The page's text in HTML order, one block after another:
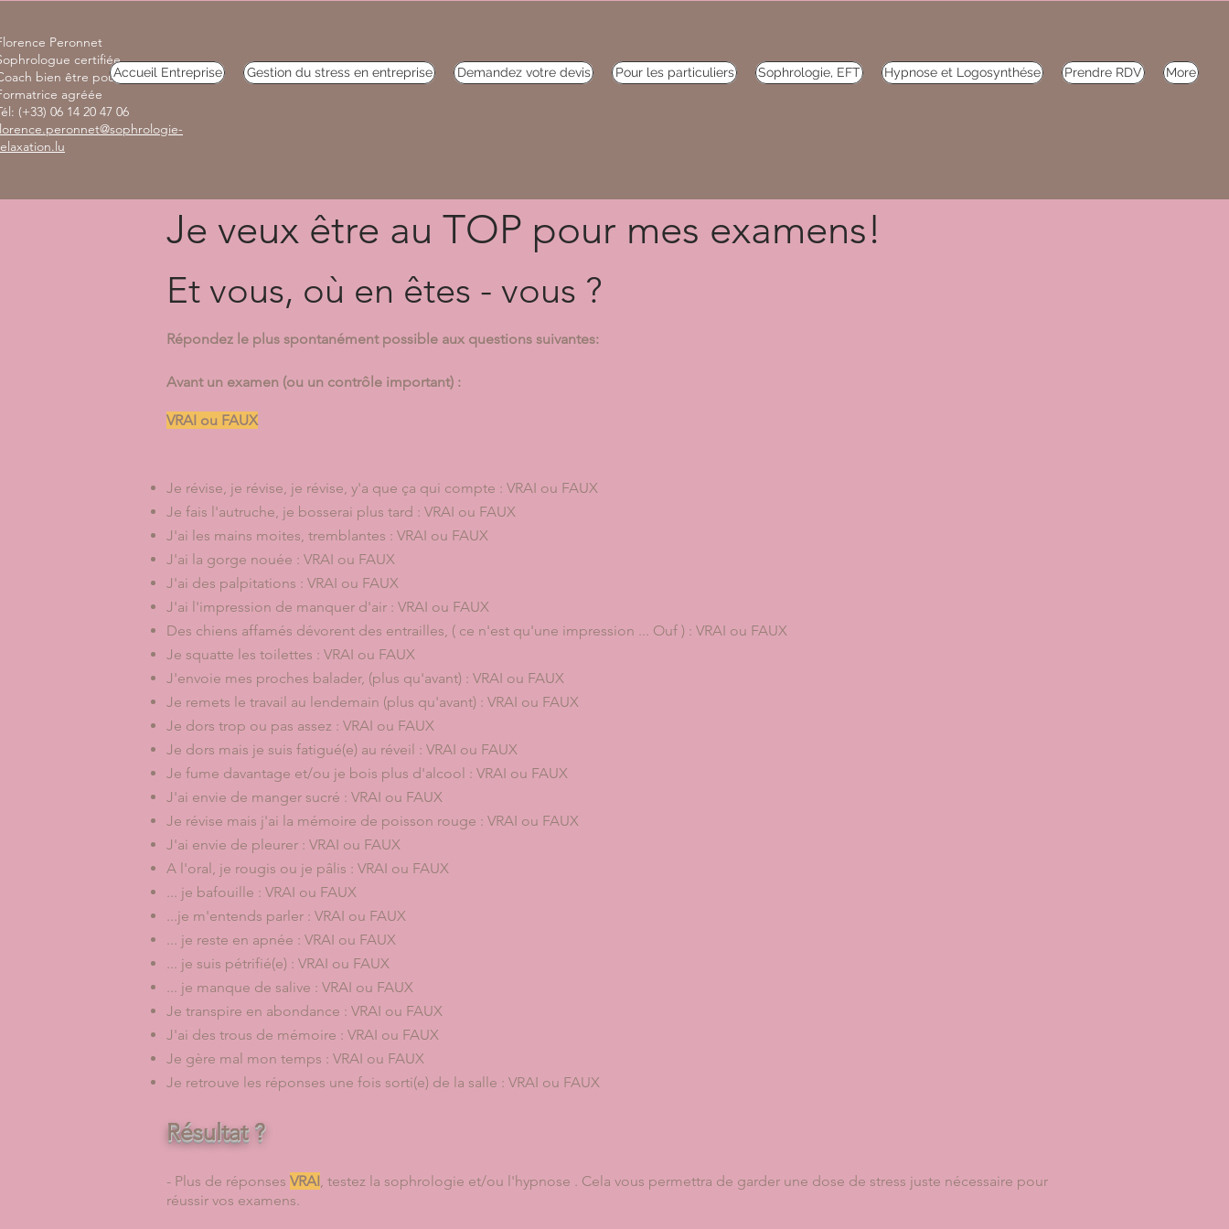
Peronnet
certifiée
bien être pour les professionnels
agréée
(+33) 06 14 20 47 06
Accueil Entreprise Gestion du stress en entreprise Demandez votre devis Pour les particuliers Sophrologie, EFT Hypnose et Logosynthése Prendre RDV More
Je veux être au TOP pour mes examens!
Et vous, où en êtes - vous ?
Répondez le plus spontanément possible aux questions suivantes:
Avant un examen (ou un contrôle important) :
VRAI ou FAUX
Je révise, je révise, je révise, y'a que ça qui compte : VRAI ou FAUX
Je fais l'autruche, je bosserai plus tard : VRAI ou FAUX
J'ai les mains moites, tremblantes : VRAI ou FAUX
J'ai la gorge nouée : VRAI ou FAUX
J'ai des palpitations : VRAI ou FAUX
J'ai l'impression de manquer d'air : VRAI ou FAUX
Des chiens affamés dévorent des entrailles, ( ce n'est qu'une impression ... Ouf ) : VRAI ou FAUX
Je squatte les toilettes : VRAI ou FAUX
J'envoie mes proches balader, (plus qu'avant) : VRAI ou FAUX
Je remets le travail au lendemain (plus qu'avant) : VRAI ou FAUX
Je dors trop ou pas assez : VRAI ou FAUX
Je dors mais je suis fatigué(e) au réveil : VRAI ou FAUX
Je fume davantage et/ou je bois plus d'alcool : VRAI ou FAUX
J'ai envie de manger sucré : VRAI ou FAUX
Je révise mais j'ai la mémoire de poisson rouge : VRAI ou FAUX
J'ai envie de pleurer : VRAI ou FAUX
A l'oral, je rougis ou je pâlis : VRAI ou FAUX
... je bafouille : VRAI ou FAUX
...je m'entends parler : VRAI ou FAUX
... je reste en apnée : VRAI ou FAUX
... je suis pétrifié(e) : VRAI ou FAUX
... je manque de salive : VRAI ou FAUX
Je transpire en abondance : VRAI ou FAUX
J'ai des trous de mémoire : VRAI ou FAUX
Je gère mal mon temps : VRAI ou FAUX
Je retrouve les réponses une fois sorti(e) de la salle : VRAI ou FAUX
Résultat ?
- Plus de réponses VRAI, testez la sophrologie et/ou l'hypnose . Cela vous permettra de garder une dose de stress juste nécessaire pour
réussir vos examens.